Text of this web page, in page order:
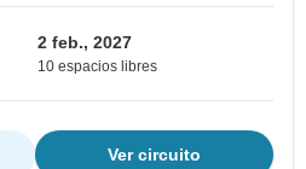
2 feb., 2027
10 espacios libres
Ver circuito